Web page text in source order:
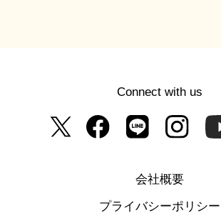
Connect with us
会社概要
プライバシーポリシー